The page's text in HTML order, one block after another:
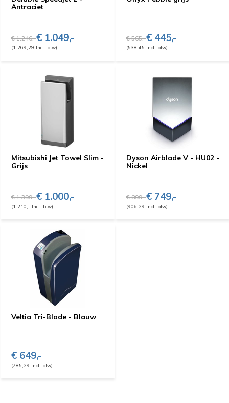
Antraciet
€ 1.246,-€ 1.049,-
(1.269,29 Incl. btw)
€ 565,-€ 445,-
(538,45 Incl. btw)
Mitsubishi Jet Towel Slim -
Grijs
€ 1.399,-€ 1.000,-
(1.210,- Incl. btw)
Dyson Airblade V - HU02 -
Nickel
€ 899,-€ 749,-
(906,29 Incl. btw)
Veltia Tri-Blade - Blauw
€ 649,-
(785,29 Incl. btw)